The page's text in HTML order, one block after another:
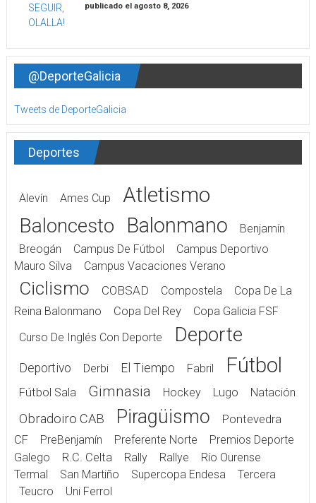
publicado el agosto 8, 2026
@DeporteGalicia
Tweets de DeporteGalicia
Deportes
Alevín Ames Cup Atletismo
Baloncesto Balonmano
Benjamín
Breogán
Campus De Fútbol
Campus Deportivo
Mauro Silva
Campus Vacaciones Verano
Ciclismo COBSAD Compostela
Copa De La
Reina Balonmano
Copa Del Rey
Copa Galicia FSF
Curso De Inglés Con Deporte
Deporte
Deportivo Derbi El Tiempo Fabril Fútbol
Fútbol Sala Gimnasia Hockey Lugo Natación
Obradoiro CAB Piragüismo
Pontevedra
CF
PreBenjamín Preferente Norte
Premios Deporte
Galego
R.C. Celta Rally Rallye
Río Ourense
Termal
San Martiño Supercopa Endesa
Tercera
Teucro
Uni Ferrol